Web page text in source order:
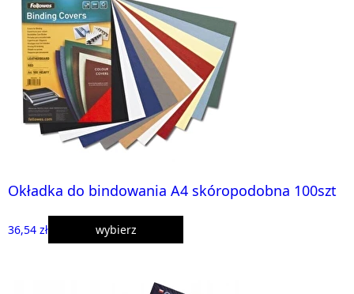
Okładka do bindowania A4 skóropodobna 100szt
36,54 zł wybierz